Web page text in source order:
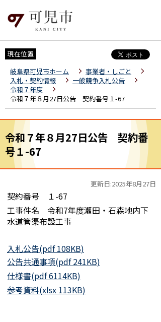
現在位置
岐阜県可児市ホーム
事業者・しごと
入札・契約情報
一般競争入札公告
令和７年度
令和７年８月27日公告 契約番号１-67
令和７年８月27日公告 契約番
号１-67
更新日:2025年8月27日
契約番号 １-67
工事件名 令和7年度瀬田・石森地内下
水道管渠布設工事
入札公告(pdf 108KB)
公告共通事項(pdf 241KB)
仕様書(pdf 6114KB)
参考資料(xlsx 113KB)